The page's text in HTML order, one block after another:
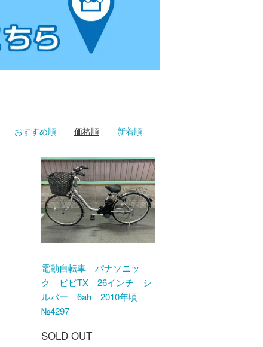
おすすめ順 価格順 新着順
電動自転車 パナソニッ
ク ビビTX 26インチ シ
ルバー 6ah 2010年頃
№4297
SOLD OUT